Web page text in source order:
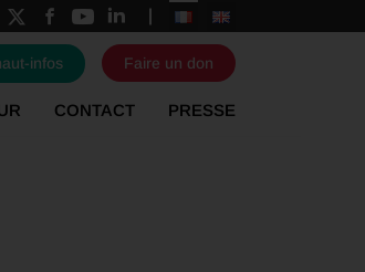
infos Faire un don
CONTACT PRESSE